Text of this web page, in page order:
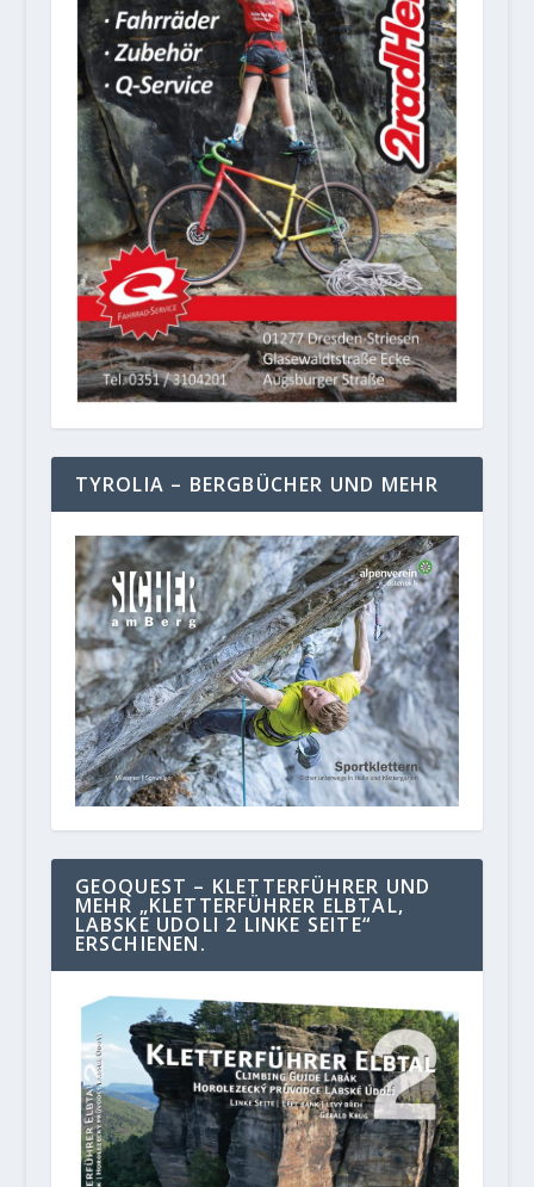
TYROLIA – BERGBÜCHER UND MEHR
GEOQUEST – KLETTERFÜHRER UND
MEHR „KLETTERFÜHRER ELBTAL,
LABSKE UDOLI 2 LINKE SEITE“
ERSCHIENEN.